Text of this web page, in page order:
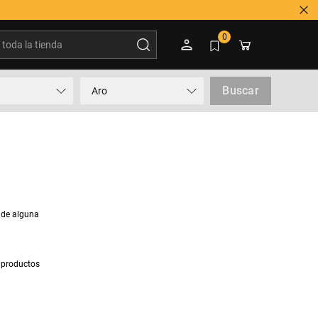
0
Aro Buscar
alguna